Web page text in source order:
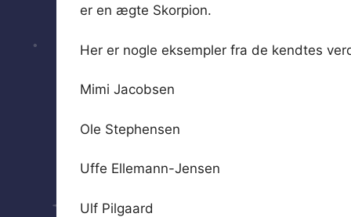
er en ægte Skorpion.
Her er nogle eksempler fra de kendtes
Mimi Jacobsen
Ole Stephensen
Uffe Ellemann-Jensen
Ulf Pilgaard